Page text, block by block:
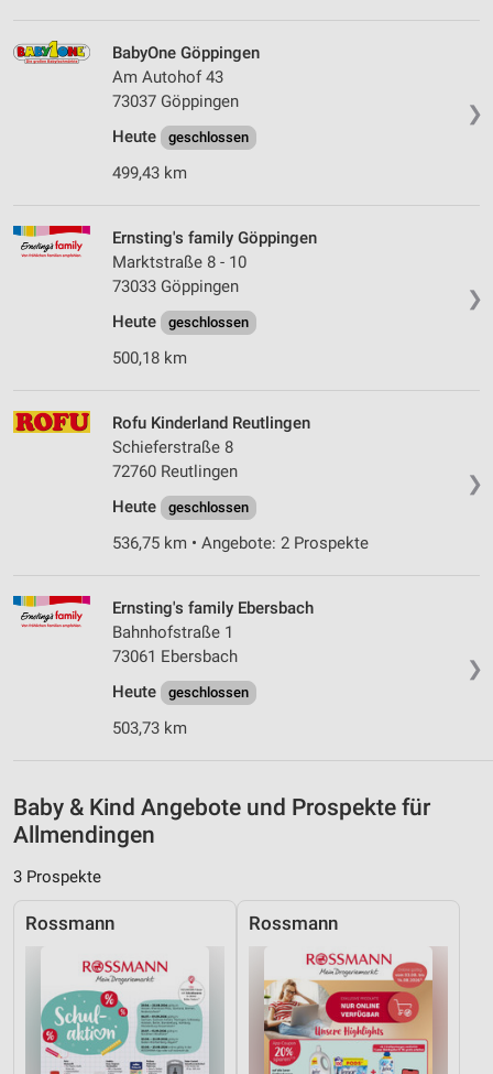
❯
BabyOne Göppingen
Am Autohof 43
73037 Göppingen
Heute
geschlossen
499,43 km
❯
Ernsting's family Göppingen
Marktstraße 8 - 10
73033 Göppingen
Heute
geschlossen
500,18 km
❯
Rofu Kinderland Reutlingen
Schieferstraße 8
72760 Reutlingen
Heute
geschlossen
536,75 km • Angebote: 2 Prospekte
❯
Ernsting's family Ebersbach
Bahnhofstraße 1
73061 Ebersbach
Heute
geschlossen
503,73 km
Baby & Kind Angebote und Prospekte für
Allmendingen
3 Prospekte
Rossmann Rossmann
IAB-Verarbeitungszwecke:
Speichern von oder Zugriff auf Informationen
Werbeanzeigen
Erstellung von Profilen für personalisierte
Werbung
Verwendung von Profilen zur Auswahl
Erstellung von Profilen zur Personalisierung
Verwendung von Profilen zur Auswahl
personalisierter Inhalte
Messung der Werbeleistung
Messung der Performance von Inhalten
Quellen
Entwicklung und Verbesserung der Angebote
Verwendung reduzierter Daten zur Auswahl von
Geräte anhand von aktiv angeforderten
Informationen identifizieren
Nicht-IAB-Verarbeitungszwecke:
Notwendig
Performance
Funktional
Werbung